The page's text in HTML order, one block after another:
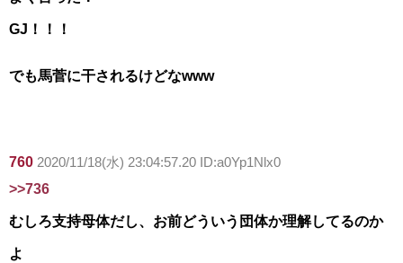
GJ！！！
でも馬菅に干されるけどなwww
760 2020/11/18(水) 23:04:57.20 ID:a0Yp1Nlx0
>>736
むしろ支持母体だし、お前どういう団体か理解してるのか
よ